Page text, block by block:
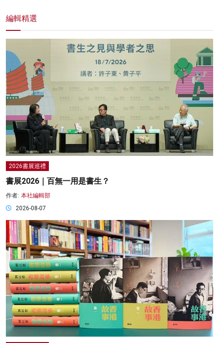
編輯精選
2026書展巡禮
書展2026｜百無一用是書生？
作者: 本社編輯部
2026-08-07